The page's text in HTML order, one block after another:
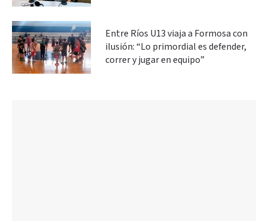
Entre Ríos U13 viaja a Formosa con
ilusión: “Lo primordial es defender,
correr y jugar en equipo”